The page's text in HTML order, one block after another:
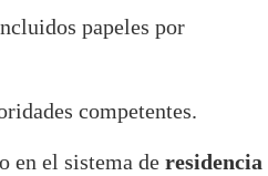
papeles por
competentes.
en el sistema de residencia